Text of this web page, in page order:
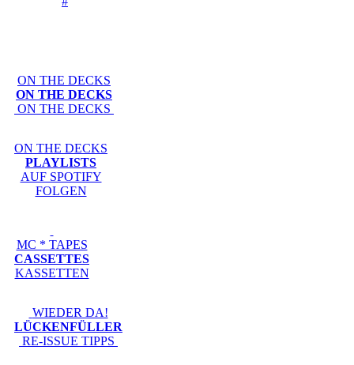
ON THE DECKS
ON THE DECKS
ON THE DECKS
ON THE DECKS
PLAYLISTS
AUF SPOTIFY
FOLGEN
MC * TAPES
CASSETTES
KASSETTEN
WIEDER DA!
LÜCKENFÜLLER
RE-ISSUE TIPPS